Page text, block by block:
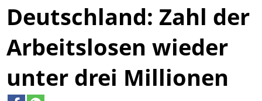
Deutschland: Zahl der
Arbeitslosen wieder
unter drei Millionen